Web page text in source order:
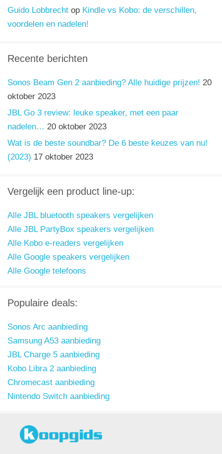
Guido Lobbrecht op Kindle vs Kobo: de verschillen,
voordelen en nadelen!
Recente berichten
Sonos Beam Gen 2 aanbieding? Alle huidige prijzen! 20
oktober 2023
JBL Go 3 review: leuke speaker, met een paar
nadelen… 20 oktober 2023
Wat is de beste soundbar? De 6 beste keuzes van nu!
(2023) 17 oktober 2023
Vergelijk een product line-up:
Alle JBL bluetooth speakers vergelijken
Alle JBL PartyBox speakers vergelijken
Alle Kobo e-readers vergelijken
Alle Google speakers vergelijken
Alle Google telefoons
Populaire deals:
Sonos Arc aanbieding
Samsung A53 aanbieding
JBL Charge 5 aanbieding
Kobo Libra 2 aanbieding
Chromecast aanbieding
Nintendo Switch aanbieding